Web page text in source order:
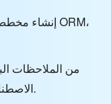
الاصطناعي بتحويل النص الخاص بك إلى خرائط مرئية.